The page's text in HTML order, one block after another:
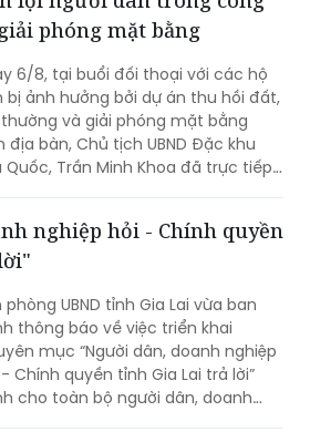
mắc và đề xuất các giải pháp
cao chất lượng phục vụ Nhân
cơ quan, tổ chức. Tiếp và làm việc
có Đại tá Huỳnh Thanh Lâm,
Giám đốc Công an tỉnh; cùng đại
lãnh đạo một số phòng nghiệp vụ
an tỉnh.
phóng mặt bằng
6/8, tại buổi đối thoại với các hộ
bị ảnh hưởng bởi dự án thu hồi đất,
và giải phóng mặt bằng
địa bàn, Chủ tịch UBND Đặc khu
Quốc, Trần Minh Khoa đã trực tiếp
bảo đảm tối đa quyền, lợi ích
pháp của bà con.
nghiệp hỏi - Chính quyền
phòng UBND tỉnh Gia Lai vừa ban
thông báo về việc triển khai
mục “Người dân, doanh nghiệp
Chính quyền tỉnh Gia Lai trả lời”
cho toàn bộ người dân, doanh